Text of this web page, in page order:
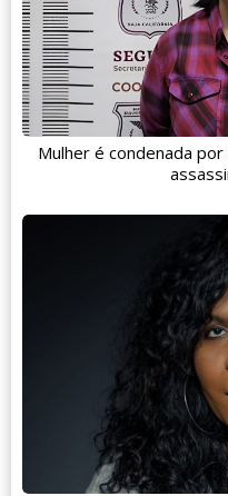
Mulher é condenada